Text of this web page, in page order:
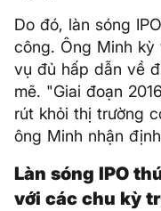
Do đó, làn sóng
công. Ông Minh kỳ
vụ đủ hấp dẫn về
mẽ. "Giai đoạn
rút khỏi thị trường
ông Minh nhận
Làn sóng IPO
với các chu kỳ